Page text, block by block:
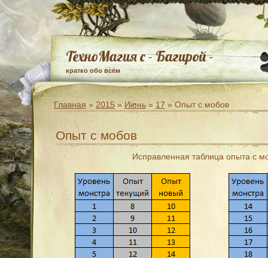
ТехноМагия с - Багирой -
кратко обо всём
Главная » 2015 » Июнь » 17 » Опыт с мобов
Опыт с мобов
Исправленная таблица опыта с